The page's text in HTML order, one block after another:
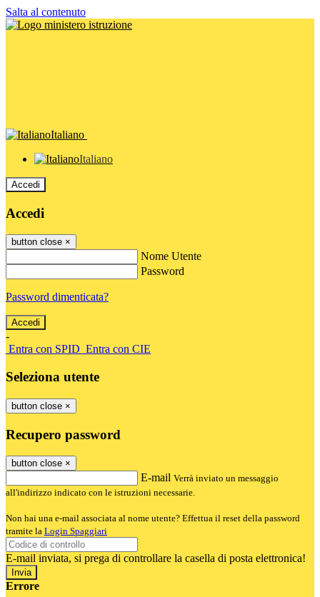
Salta al contenuto
Italiano
Italiano
Accedi
Accedi
button close ×
Nome Utente
Password
Password dimenticata?
-
Entra con SPID Entra con CIE
Seleziona utente
button close ×
Recupero password
button close ×
E-mail Verrà inviato un messaggio
all'indirizzo indicato con le istruzioni necessarie.
Non hai una e-mail associata al nome utente? Effettua il reset della password
tramite la Login Spaggiari
E-mail inviata, si prega di controllare la casella di posta elettronica!
Errore